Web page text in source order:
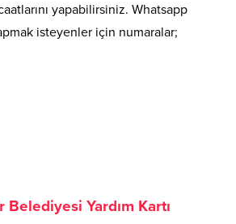
yapabilirsiniz. Whatsapp
isteyenler için numaralar;
Yardım Kartı